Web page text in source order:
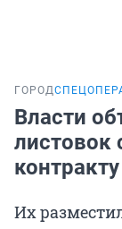
ГОРОД
Власти
листовок
Их